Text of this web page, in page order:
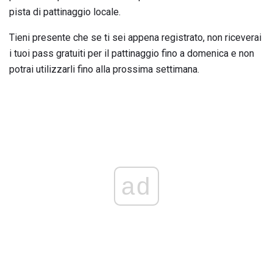
pista di pattinaggio locale.
Tieni presente che se ti sei appena registrato, non riceverai
i tuoi pass gratuiti per il pattinaggio fino a domenica e non
potrai utilizzarli fino alla prossima settimana.
ad